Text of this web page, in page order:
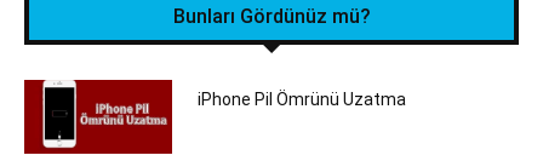
Bunları Gördünüz mü?
iPhone Pil Ömrünü Uzatma